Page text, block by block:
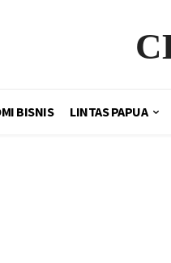
BISNIS LINTAS PAPUA